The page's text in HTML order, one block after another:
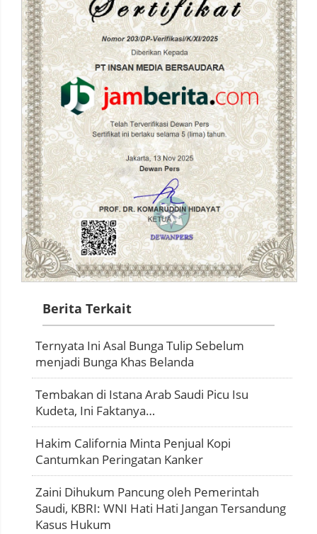
Berita Terkait
Ternyata Ini Asal Bunga Tulip Sebelum
menjadi Bunga Khas Belanda
Tembakan di Istana Arab Saudi Picu Isu
Kudeta, Ini Faktanya…
Hakim California Minta Penjual Kopi
Cantumkan Peringatan Kanker
Zaini Dihukum Pancung oleh Pemerintah
Saudi, KBRI: WNI Hati Hati Jangan Tersandung
Kasus Hukum